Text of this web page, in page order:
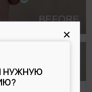
×
НУЖНУЮ